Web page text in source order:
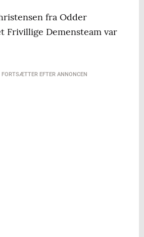
fra Odder
Frivillige Demensteam var
FORTSÆTTER EFTER ANNONCEN